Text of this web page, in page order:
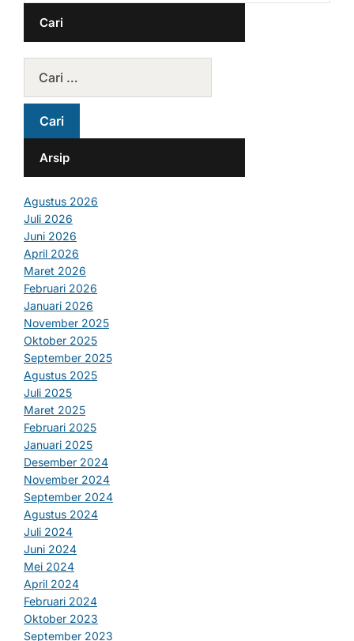
Cari
Arsip
Agustus 2026
Juli 2026
Juni 2026
April 2026
Maret 2026
Februari 2026
Januari 2026
November 2025
Oktober 2025
September 2025
Agustus 2025
Juli 2025
Maret 2025
Februari 2025
Januari 2025
Desember 2024
November 2024
September 2024
Agustus 2024
Juli 2024
Juni 2024
Mei 2024
April 2024
Februari 2024
Oktober 2023
September 2023